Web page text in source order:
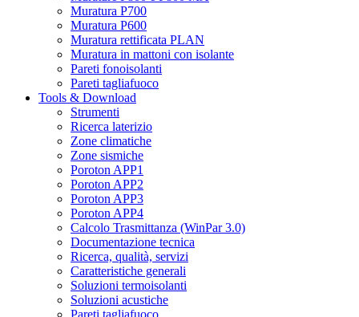
Muratura P700
Muratura P600
Muratura rettificata PLAN
Muratura in mattoni con isolante
Pareti fonoisolanti
Pareti tagliafuoco
Tools & Download
Strumenti
Ricerca laterizio
Zone climatiche
Zone sismiche
Poroton APP1
Poroton APP2
Poroton APP3
Poroton APP4
Calcolo Trasmittanza (WinPar 3.0)
Documentazione tecnica
Ricerca, qualità, servizi
Caratteristiche generali
Soluzioni termoisolanti
Soluzioni acustiche
Pareti tagliafuoco